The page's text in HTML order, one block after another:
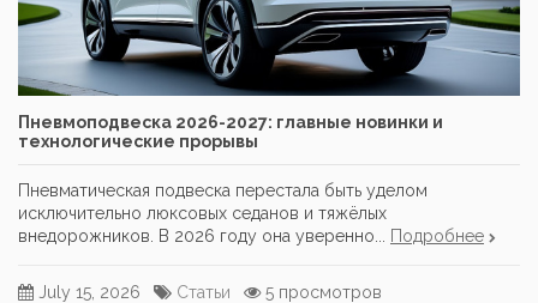
Пневмоподвеска 2026-2027: главные новинки и
технологические прорывы
Пневматическая подвеска перестала быть уделом
исключительно люксовых седанов и тяжёлых
внедорожников. В 2026 году она уверенно...
Подробнее
July 15, 2026 Статьи 5 просмотров